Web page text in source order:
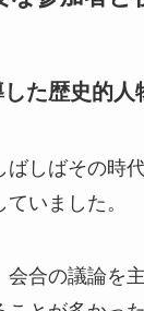
た歴史的人
ばしばその時
いました。
会合の議論を